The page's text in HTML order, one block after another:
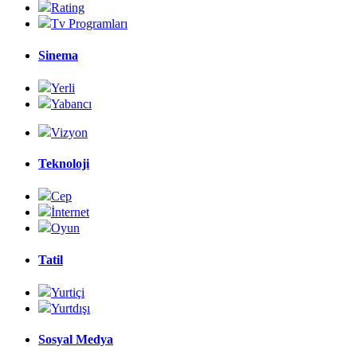
Rating
Tv Programları
Sinema
Yerli
Yabancı
Vizyon
Teknoloji
Cep
İnternet
Oyun
Tatil
Yurtiçi
Yurtdışı
Sosyal Medya